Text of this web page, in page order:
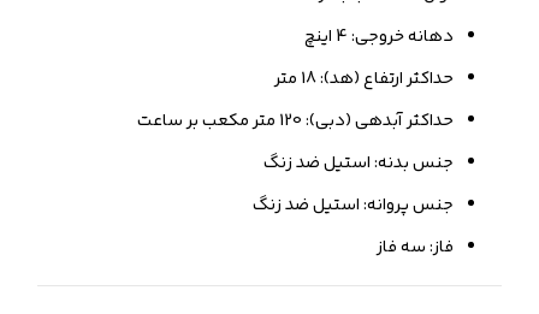
دهانه خروجی: 4 اینچ
حداکثر ارتفاع (هد): 18 متر
حداکثر آبدهی (دبی): 120 متر مکعب بر ساعت
جنس بدنه: استیل ضد زنگ
جنس پروانه: استیل ضد زنگ
فاز: سه فاز